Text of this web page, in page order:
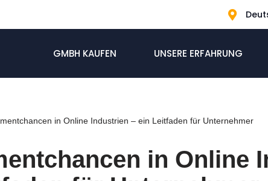
GMBH KAUFEN UNSERE ERFAHRUNG
in Online Industrien – ein Leitfaden für Unternehmer
in Online